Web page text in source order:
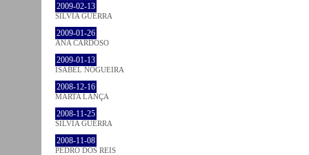
2009-02-13
SÍLVIA GUERRA
2009-01-26
ANA CARDOSO
2009-01-13
ISABEL NOGUEIRA
2008-12-16
MARTA LANÇA
2008-11-25
SÍLVIA GUERRA
2008-11-08
PEDRO DOS REIS